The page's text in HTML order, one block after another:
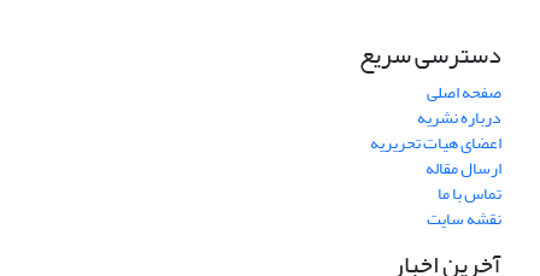
دسترسی سریع
صفحه اصلی
درباره نشریه
اعضای هیات تحریریه
ارسال مقاله
تماس با ما
نقشه سایت
آخرین اخبار